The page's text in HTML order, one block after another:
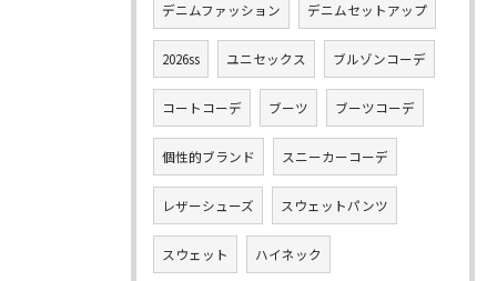
デニムファッション デニムセットアップ
2026ss ユニセックス ブルゾンコーデ
コートコーデ ブーツ ブーツコーデ
個性的ブランド スニーカーコーデ
レザーシューズ スウェットパンツ
スウェット ハイネック